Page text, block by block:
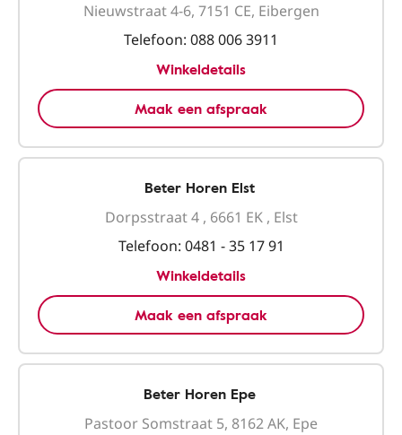
Nieuwstraat 4-6, 7151 CE, Eibergen
Telefoon: 088 006 3911
Winkeldetails
Maak een afspraak
Beter Horen Elst
Dorpsstraat 4 , 6661 EK , Elst
Telefoon: 0481 - 35 17 91
Winkeldetails
Maak een afspraak
Beter Horen Epe
Pastoor Somstraat 5, 8162 AK, Epe